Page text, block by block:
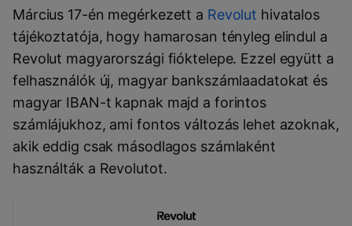
Március 17-én megérkezett a Revolut hivatalos
tájékoztatója, hogy hamarosan tényleg elindul a
Revolut magyarországi fióktelepe. Ezzel együtt a
felhasználók új, magyar bankszámlaadatokat és
magyar IBAN-t kapnak majd a forintos
számlájukhoz, ami fontos változás lehet azoknak,
akik eddig csak másodlagos számlaként
használták a Revolutot.